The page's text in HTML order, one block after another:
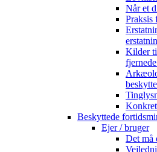
Når et
Praksis
Kilder
Beskyttede
Ejer / bruger
Det må